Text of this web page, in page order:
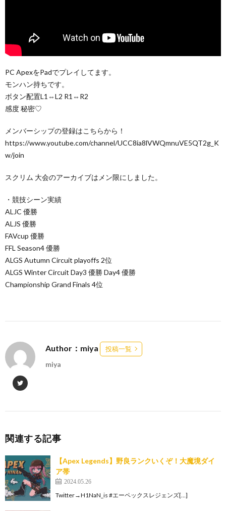
PC ApexをPadでプレイしてます。
モンハン持ちです。
ボタン配置L1⇔L2 R1⇔R2
感度 秘密♡
メンバーシップの登録はこちらから！
https://www.youtube.com/channel/UCC8ia8lVWQmnuVE5QT2g_K
w/join
スクリム 大会のアーカイブはメン限にしました。
・競技シーン実績
ALJC 優勝
ALJS 優勝
FAVcup 優勝
FFL Season4 優勝
ALGS Autumn Circuit playoffs 2位
ALGS Winter Circuit Day3 優勝 Day4 優勝
Championship Grand Finals 4位
Author：miya 投稿一覧
miya
関連する記事
【Apex Legends】野良ランクいくぞ！大魔境ダイ
ア帯
2024.05.26
Twitter→H1NaN_is #エーペックスレジェンズ[…]